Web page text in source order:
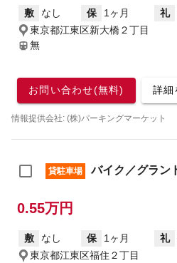
敷 なし 保 1ヶ月 礼
東京都江東区新大橋２丁目
無
お問い合わせ(無料) 詳細
情報提供会社: (株)パーキングマーケット
貸駐車場 バイク／グラン
0.55万円
敷 なし 保 1ヶ月 礼
東京都江東区福住２丁目